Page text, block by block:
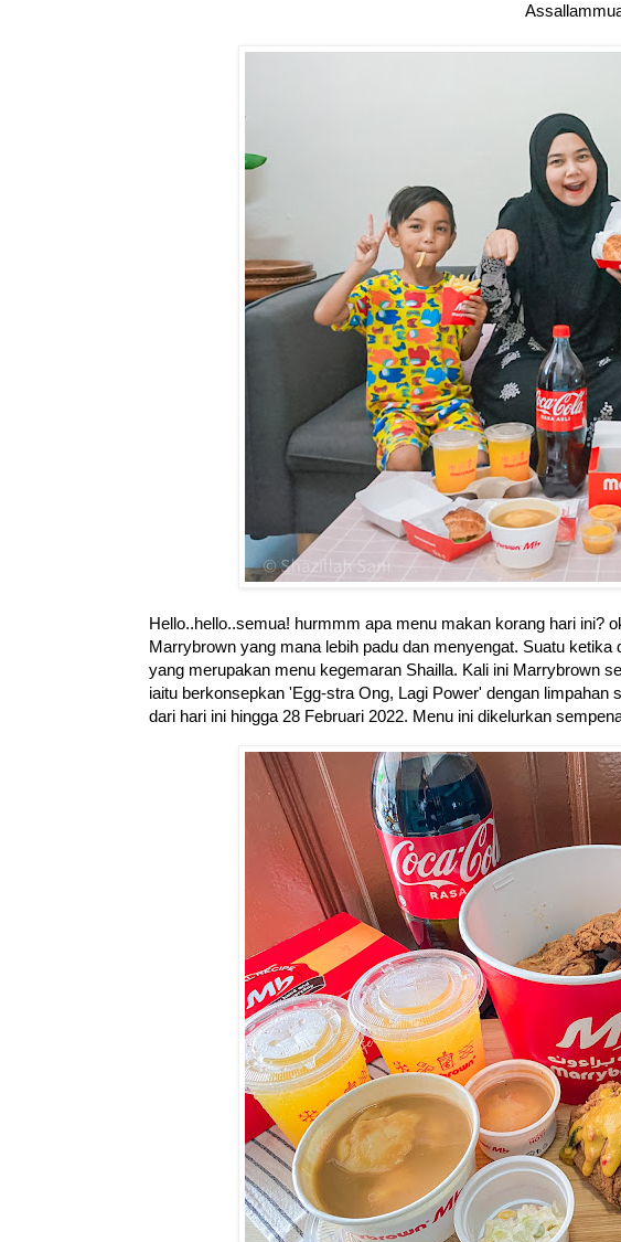
Hello..hello..semua! hurmmm apa menu makan korang hari ini?
Marrybrown yang mana lebih padu dan menyengat. Suatu
yang merupakan menu kegemaran Shailla. Kali ini Marrybrown
iaitu berkonsepkan 'Egg-stra Ong, Lagi Power' dengan limpahan
dari hari ini hingga 28 Februari 2022. Menu ini dikelurkan